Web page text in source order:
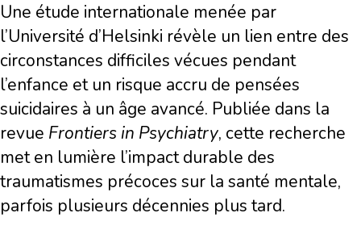
Une étude internationale menée par
l’Université d’Helsinki révèle un lien entre des
circonstances difficiles vécues pendant
l’enfance et un risque accru de pensées
suicidaires à un âge avancé. Publiée dans la
revue Frontiers in Psychiatry, cette recherche
met en lumière l’impact durable des
traumatismes précoces sur la santé mentale,
parfois plusieurs décennies plus tard.